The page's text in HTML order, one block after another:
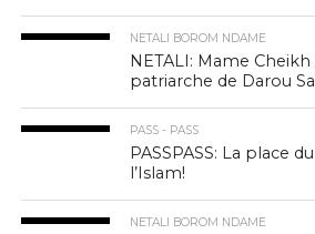
NETALI BOROM NDAME
NETALI: Mame
patriarche de Darou
PASS - PASS
PASSPASS: La place
l’Islam!
NETALI BOROM NDAME